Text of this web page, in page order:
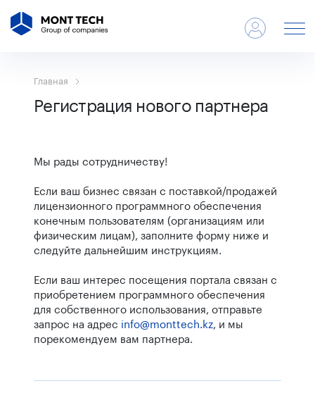
Главная
Регистрация нового партнера
Мы рады сотрудничеству!
Если ваш бизнес связан с поставкой/продажей
лицензионного программного обеспечения
конечным пользователям (организациям или
физическим лицам), заполните форму ниже и
следуйте дальнейшим инструкциям.
Если ваш интерес посещения портала связан с
приобретением программного обеспечения
для собственного использования, отправьте
запрос на адрес info@monttech.kz, и мы
порекомендуем вам партнера.